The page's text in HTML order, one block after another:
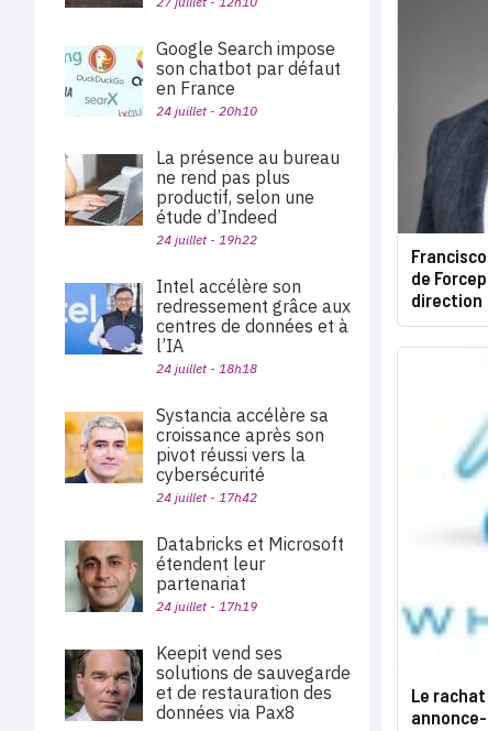
de
direction
Le
Google Search impose
son chatbot par défaut
en France
24 juillet - 20h10
La présence au bureau
ne rend pas plus
productif, selon une
étude d’Indeed
24 juillet - 19h22
Intel accélère son
redressement grâce aux
centres de données et à
l’IA
24 juillet - 18h18
Systancia accélère sa
croissance après son
pivot réussi vers la
cybersécurité
24 juillet - 17h42
Databricks et Microsoft
étendent leur
partenariat
24 juillet - 17h19
Keepit vend ses
solutions de sauvegarde
et de restauration des
données via Pax8